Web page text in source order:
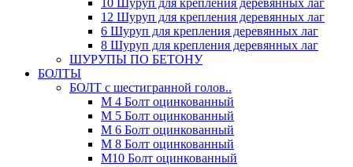
10 Шуруп для крепления деревянных лаг
12 Шуруп для крепления деревянных лаг
6 Шуруп для крепления деревянных лаг
8 Шуруп для крепления деревянных лаг
ШУРУПЫ ПО БЕТОНУ
БОЛТЫ
БОЛТ с шестигранной голов..
М 4 Болт оцинкованный
М 5 Болт оцинкованный
М 6 Болт оцинкованный
М 8 Болт оцинкованный
М10 Болт оцинкованный